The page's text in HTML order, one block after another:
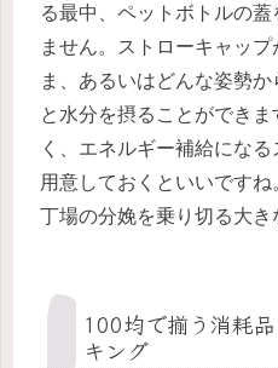
る最中、ペットボトルの
ません。ストローキャッ
ま、あるいはどんな姿勢
と水分を摂ることができ
く、エネルギー補給にな
用意しておくといいです
丁場の分娩を乗り切る大き
100均で揃う消耗
キング